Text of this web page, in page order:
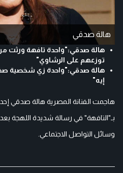
هالة صدقي
هالة صدقي:"واحدة تافهة ورثت
توزعهم على الرشاوي"
هالة صدقي:"واحدة زي شخصية
إيه"
هاجمت الفنانة المصرية هالة صدقي
بـ"التافهة" في رسالة شديدة اللهجة
وسائل التواصل الاجتماعي.